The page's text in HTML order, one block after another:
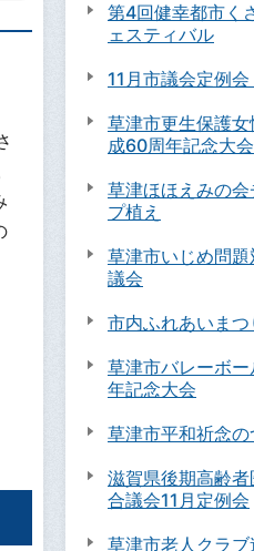
第4回健幸都市く
ェスティバル
11月市議会定例
草津市更生保護
成60周年記念大会
草津ほほえみの会
プ植え
草津市いじめ問
議会
市内ふれあいまつ
草津市バレーボ
年記念大会
草津市平和祈念の
滋賀県後期高齢
合議会11月定例会
草津市老人クラ